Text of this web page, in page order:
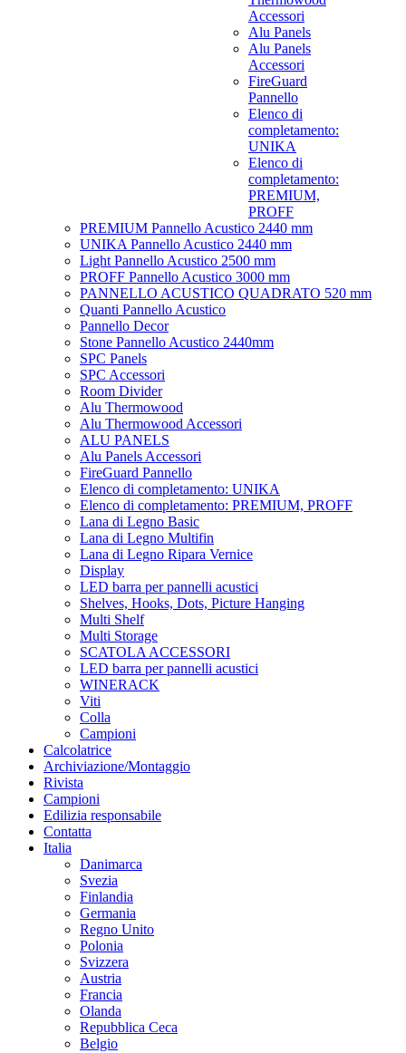
Accessori
Alu Panels
Alu Panels
Accessori
FireGuard
Pannello
Elenco di
completamento:
UNIKA
Elenco di
completamento:
PREMIUM,
PROFF
PREMIUM Pannello Acustico 2440 mm
UNIKA Pannello Acustico 2440 mm
Light Pannello Acustico 2500 mm
PROFF Pannello Acustico 3000 mm
PANNELLO ACUSTICO QUADRATO 520 mm
Quanti Pannello Acustico
Pannello Decor
Stone Pannello Acustico 2440mm
SPC Panels
SPC Accessori
Room Divider
Alu Thermowood
Alu Thermowood Accessori
ALU PANELS
Alu Panels Accessori
FireGuard Pannello
Elenco di completamento: UNIKA
Elenco di completamento: PREMIUM, PROFF
Lana di Legno Basic
Lana di Legno Multifin
Lana di Legno Ripara Vernice
Display
LED barra per pannelli acustici
Shelves, Hooks, Dots, Picture Hanging
Multi Shelf
Multi Storage
SCATOLA ACCESSORI
LED barra per pannelli acustici
WINERACK
Viti
Colla
Campioni
Calcolatrice
Archiviazione/Montaggio
Rivista
Campioni
Edilizia responsabile
Contatta
Italia
Danimarca
Svezia
Finlandia
Germania
Regno Unito
Polonia
Svizzera
Austria
Francia
Olanda
Repubblica Ceca
Belgio